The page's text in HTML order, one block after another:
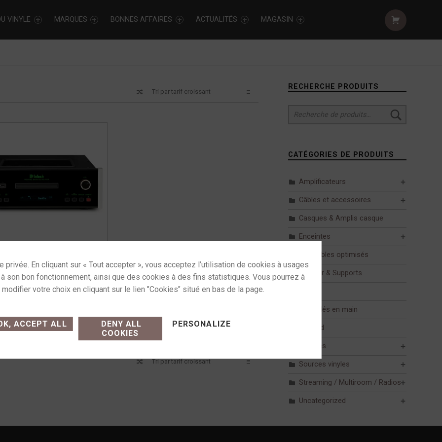
VINYLE MARQUES BONNES AFFAIRES ACTUALITÉS MAGASIN
McIntosh MCD600
Lecteur SACD/CD
10 990,00 €
Sidebar
RECHERCHE PRODUITS
CATÉGORIES DE PRODUITS
Amplificateurs
Câbles et accessoires
Casques & Amplis casque
Enceintes
Ensembles optimisés
Mobilier & Supports
Pack clés en main
Plafond
Sources
Sources vinyles
Streaming / Multiroom / Radios
Uncategorized
ACCEPT ALL
DENY ALL
COOKIES
PERSONALIZE